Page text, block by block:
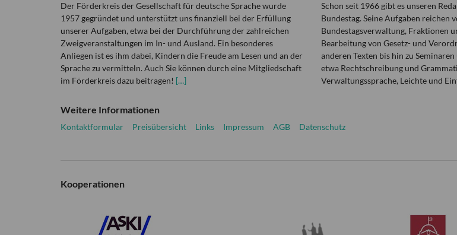
Der Förderkreis der Gesellschaft für deutsche Sprache wurde
1957 gegründet und unterstützt uns finanziell bei der Erfüllung
unserer Aufgaben, etwa bei der Durchführung der zahlreichen
Zweigveranstaltungen im In- und Ausland. Ein besonderes
Anliegen ist es ihm dabei, Kindern die Freude am Lesen und an der
Sprache zu vermitteln. Auch Sie können durch eine Mitgliedschaft
im Förderkreis dazu beitragen! […]
Schon seit 1966 gibt es unseren
Bundestag. Seine Aufgaben reichen
Bundestagsverwaltung, Fraktionen
Bearbeitung von Gesetz- und
anderen Texten bis hin zu
etwa Rechtschreibung und
Verwaltungssprache, Leichte und
Weitere Informationen
Kontaktformular Preisübersicht Links Impressum AGB Datenschutz
Kooperationen